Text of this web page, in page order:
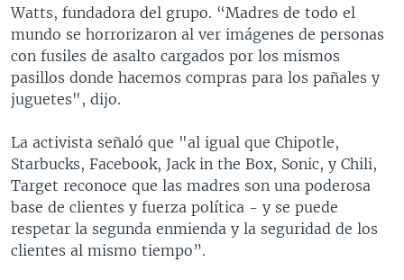
Watts, fundadora del grupo. “Madres de todo el
mundo se horrorizaron al ver imágenes de personas
con fusiles de asalto cargados por los mismos
pasillos donde hacemos compras para los pañales y
juguetes", dijo.
La activista señaló que "al igual que Chipotle,
Starbucks, Facebook, Jack in the Box, Sonic, y Chili,
Target reconoce que las madres son una poderosa
base de clientes y fuerza política - y se puede
respetar la segunda enmienda y la seguridad de los
clientes al mismo tiempo”.